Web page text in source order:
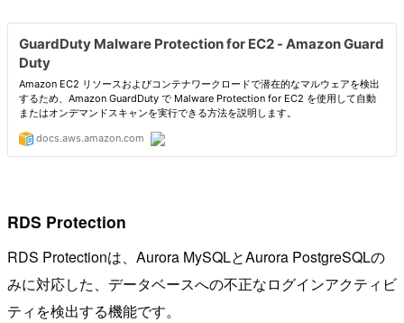
RDS Protection
RDS Protectionは、Aurora MySQLとAurora PostgreSQLの
みに対応した、データベースへの不正なログインアクティビ
ティを検出する機能です。